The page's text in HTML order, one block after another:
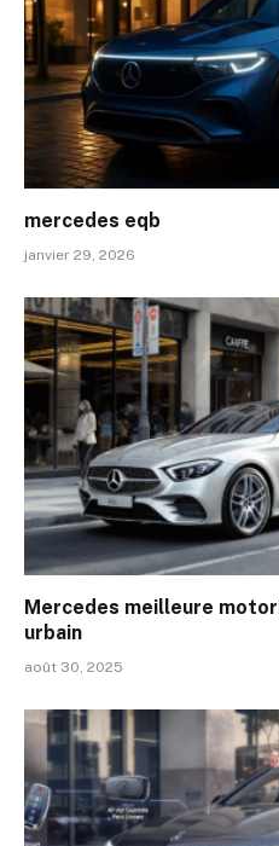
mercedes eqb
janvier 29, 2026
Mercedes meilleure
urbain
août 30, 2025